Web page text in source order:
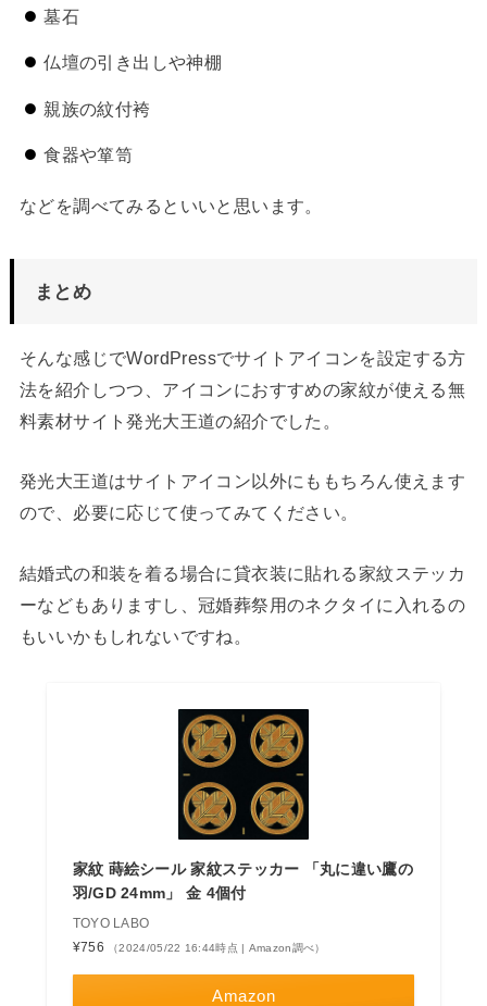
墓石
仏壇の引き出しや神棚
親族の紋付袴
食器や箪笥
などを調べてみるといいと思います。
まとめ
そんな感じでWordPressでサイトアイコンを設定する方
法を紹介しつつ、アイコンにおすすめの家紋が使える無
料素材サイト発光大王道の紹介でした。
発光大王道はサイトアイコン以外にももちろん使えます
ので、必要に応じて使ってみてください。
結婚式の和装を着る場合に貸衣装に貼れる家紋ステッカ
ーなどもありますし、冠婚葬祭用のネクタイに入れるの
もいいかもしれないですね。
家紋 蒔絵シール 家紋ステッカー 「丸に違い鷹の
羽/GD 24mm」 金 4個付
TOYO LABO
¥756
（2024/05/22 16:44時点 | Amazon調べ）
Amazon